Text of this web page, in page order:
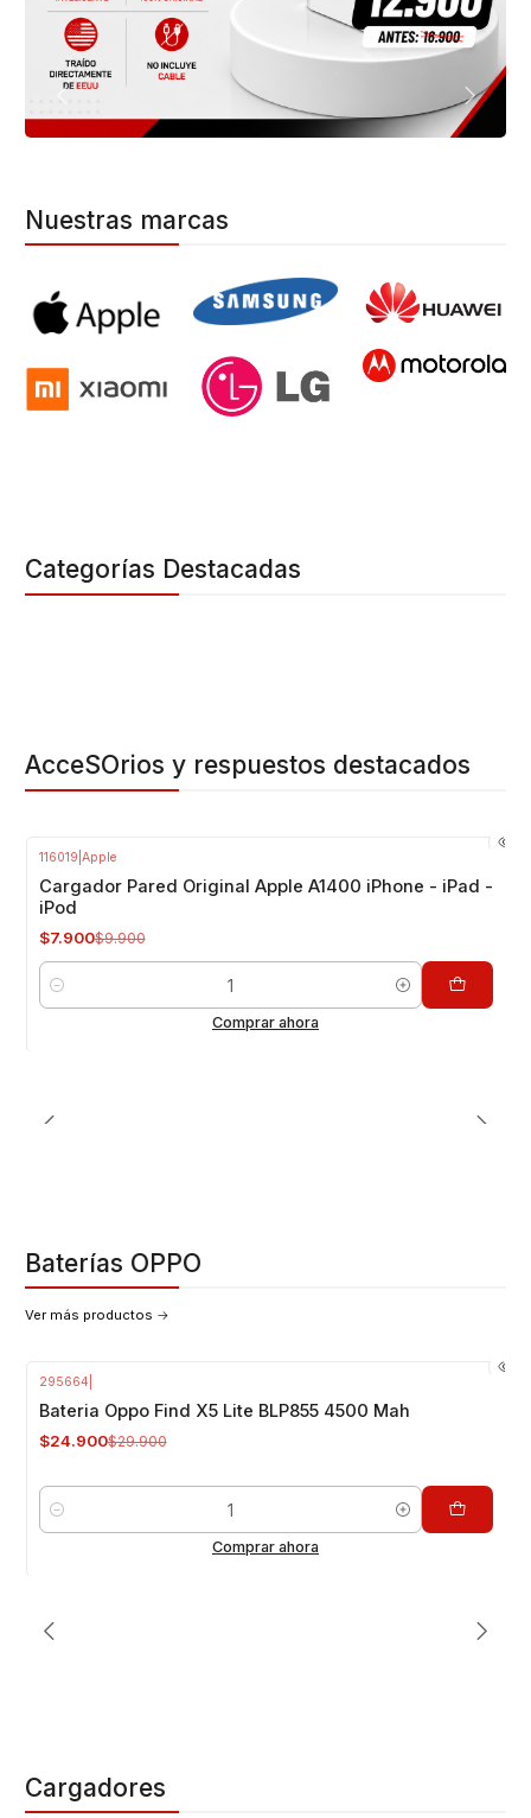
Nuestras marcas
Categorías Destacadas
AcceSOrios y respuestos destacados
116019 Apple
Cargador Pared Original Apple A1400 iPhone - iPad -
iPod
$7.900$9.900
Cantidad
Comprar ahora
Baterías OPPO
Ver más productos
295664
Bateria Oppo Find X5 Lite BLP855 4500 Mah
$24.900$29.900
Cantidad
Comprar ahora
Cargadores